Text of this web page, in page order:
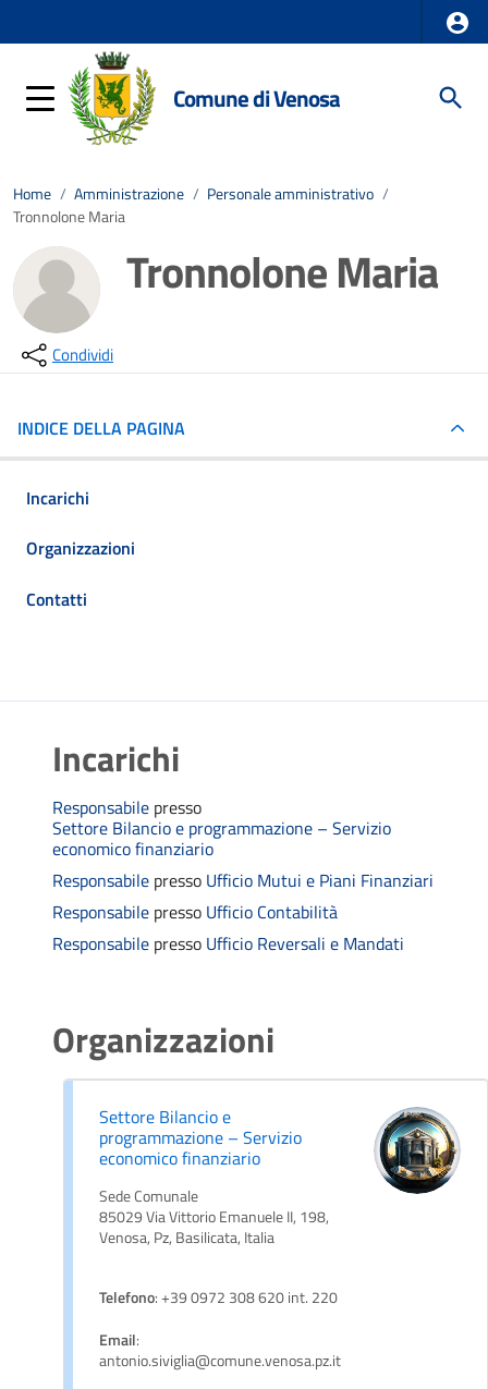
Comune di Venosa
Home / Amministrazione / Personale amministrativo /
Tronnolone Maria
Tronnolone Maria
Condividi
INDICE DELLA PAGINA
Incarichi
Organizzazioni
Contatti
Incarichi
Responsabile presso
Settore Bilancio e programmazione – Servizio
economico finanziario
Responsabile presso Ufficio Mutui e Piani Finanziari
Responsabile presso Ufficio Contabilità
Responsabile presso Ufficio Reversali e Mandati
Organizzazioni
Settore Bilancio e
programmazione – Servizio
economico finanziario
Sede Comunale
85029 Via Vittorio Emanuele II, 198,
Venosa, Pz, Basilicata, Italia
Telefono: +39 0972 308 620 int. 220
Email:
antonio.siviglia@comune.venosa.pz.it